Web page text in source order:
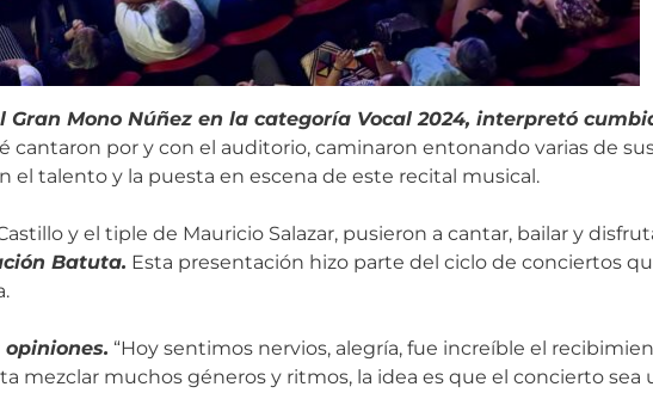
Mono Núñez en la categoría Vocal 2024, interpretó
cantaron por y con el auditorio, caminaron entonando varias de
el talento y la puesta en escena de este recital musical.
y el tiple de Mauricio Salazar, pusieron a cantar, bailar y
Batuta. Esta presentación hizo parte del ciclo de conciertos
“Hoy sentimos nervios, alegría, fue increíble el
mezclar muchos géneros y ritmos, la idea es que el concierto sea